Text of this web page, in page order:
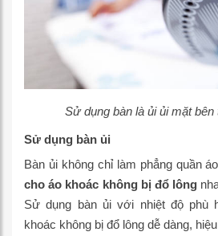
Sử dụng bàn là ủi ủi mặt bên
Sử dụng bàn ủi
Bàn ủi không chỉ làm phẳng quần
cho áo khoác không bị đổ lông
Sử dụng bàn ủi với nhiệt độ phù
khoác không bị đổ lông dễ dàng,